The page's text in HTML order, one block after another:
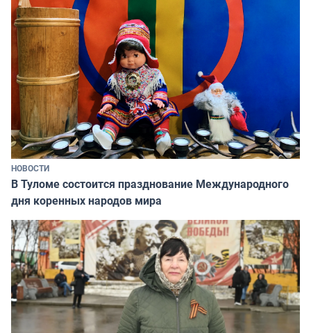
НОВОСТИ
В Туломе состоится празднование Международного
дня коренных народов мира